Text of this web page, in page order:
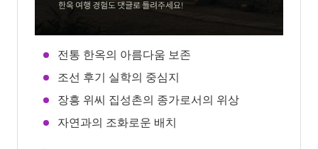
전통 한옥의 아름다움 보존
조선 후기 실학의 중심지
장흥 위씨 집성촌의 종가로서의 위상
자연과의 조화로운 배치